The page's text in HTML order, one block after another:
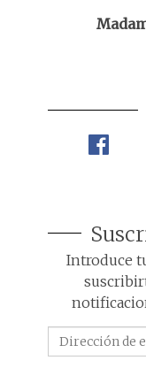
Introduce